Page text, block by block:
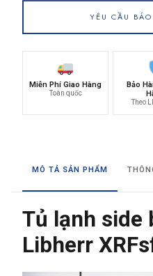
YÊU CẦU
Miễn Phí Giao Hàng
Toàn quốc
Bảo
Theo
MÔ TẢ SẢN PHẨM
Tủ lạnh side
Libherr